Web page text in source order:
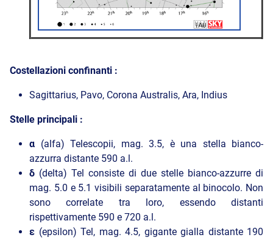
Costellazioni confinanti :
Sagittarius, Pavo, Corona Australis, Ara, Indius
Stelle principali :
α (alfa) Telescopii, mag. 3.5, è una stella bianco-
azzurra distante 590 a.l.
δ (delta) Tel consiste di due stelle bianco-azzurre di
mag. 5.0 e 5.1 visibili separatamente al binocolo. Non
sono correlate tra loro, essendo distanti
rispettivamente 590 e 720 a.l.
ε (epsilon) Tel, mag. 4.5, gigante gialla distante 190